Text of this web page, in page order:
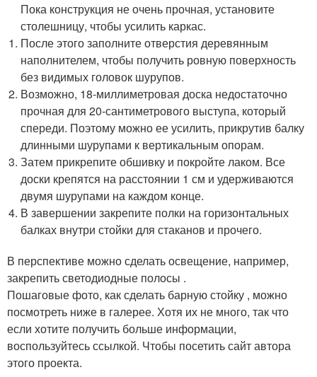
Пока конструкция не очень прочная, установите
столешницу, чтобы усилить каркас.
После этого заполните отверстия деревянным
наполнителем, чтобы получить ровную поверхность
без видимых головок шурупов.
Возможно, 18-миллиметровая доска недостаточно
прочная для 20-сантиметрового выступа, который
спереди. Поэтому можно ее усилить, прикрутив балку
длинными шурупами к вертикальным опорам.
Затем прикрепите обшивку и покройте лаком. Все
доски крепятся на расстоянии 1 см и удерживаются
двумя шурупами на каждом конце.
В завершении закрепите полки на горизонтальных
балках внутри стойки для стаканов и прочего.
В перспективе можно сделать освещение, например,
закрепить светодиодные полосы .
Пошаговые фото, как сделать барную стойку , можно
посмотреть ниже в галерее. Хотя их не много, так что
если хотите получить больше информации,
воспользуйтесь ссылкой. Чтобы посетить сайт автора
этого проекта.